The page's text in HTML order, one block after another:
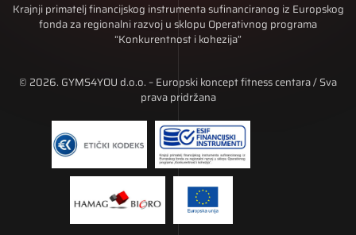
Krajnji primatelj financijskog instrumenta sufinanciranog iz Europskog
fonda za regionalni razvoj u sklopu Operativnog programa
“Konkurentnost i kohezija”
© 2026. GYMS4YOU d.o.o. – Europski koncept fitness centara / Sva
prava pridržana